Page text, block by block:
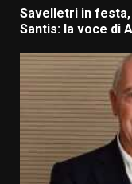
Savelletri in
Santis: la voce di